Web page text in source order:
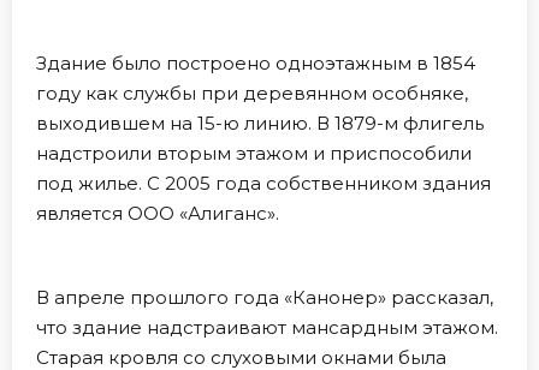
Здание было построено одноэтажным в 1854
году как службы при деревянном особняке,
выходившем на 15-ю линию. В 1879-м флигель
надстроили вторым этажом и приспособили
под жилье. С 2005 года собственником здания
является ООО «Алиганс».
В апреле прошлого года «Канонер» рассказал,
что здание надстраивают мансардным этажом.
Старая кровля со слуховыми окнами была